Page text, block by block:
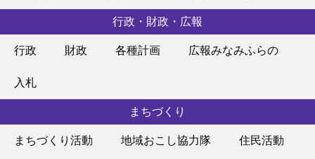
行政・財政・広報
行政 財政 各種計画 広報みなみふらの
入札
まちづくり
まちづくり活動 地域おこし協力隊 住民活動